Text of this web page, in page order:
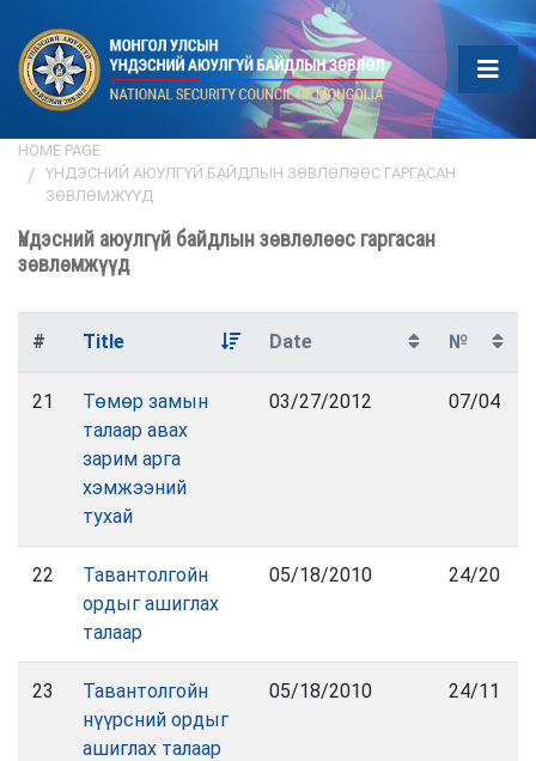
HOME PAGE
ҮНДЭСНИЙ АЮУЛГҮЙ БАЙДЛЫН ЗӨВЛӨЛӨӨС ГАРГАСАН
ЗӨВЛӨМЖҮҮД
Үндэсний аюулгүй байдлын зөвлөлөөс гаргасан
зөвлөмжүүд
# Title Date №
21
Төмөр замын
талаар авах
зарим арга
хэмжээний
тухай
03/27/2012 07/04
22
Тавантолгойн
ордыг ашиглах
талаар
05/18/2010 24/20
23
Тавантолгойн
нүүрсний ордыг
ашиглах талаар
05/18/2010 24/11